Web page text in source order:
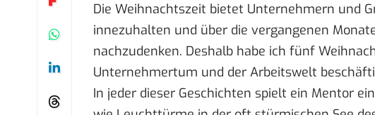
Die Weihnachtszeit bietet Unternehmern und
innezuhalten und über die vergangenen
nachzudenken. Deshalb habe ich fünf
Unternehmertum und der Arbeitswelt
In jeder dieser Geschichten spielt ein Mentor